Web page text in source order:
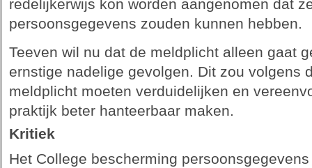
redelijkerwijs kon worden aangenomen dat
persoonsgegevens zouden kunnen hebben.
Teeven wil nu dat de meldplicht alleen gaat
ernstige nadelige gevolgen. Dit zou volgens
meldplicht moeten verduidelijken en
praktijk beter hanteerbaar maken.
Kritiek
Het College bescherming